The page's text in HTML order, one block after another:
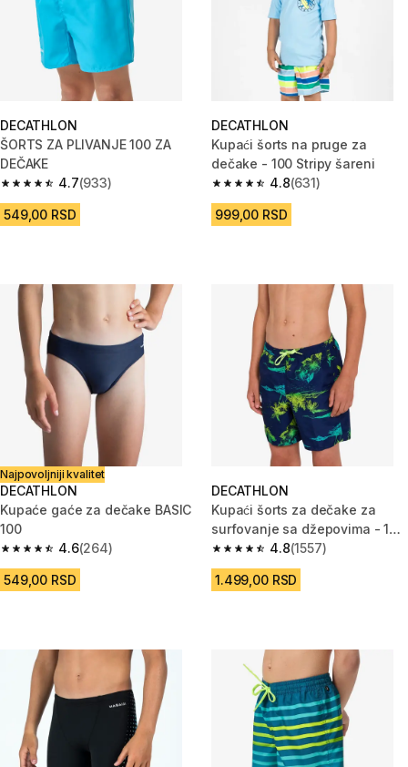
DECATHLON
ŠORTS ZA PLIVANJE 100 ZA
DEČAKE
4.7
4.7 od 5 zvezdica from 933 Recenzije
(933)
549,00 RSD
DECATHLON
Kupaći šorts na pruge za
dečake - 100 Stripy šareni
4.8
4.8 od 5 zvezdica from 631
(631)
999,00 RSD
Najpovoljniji kvalitet
DECATHLON
Kupaće gaće za dečake BASIC
100
4.6
4.6 od 5 zvezdica from 264 Recenzije
(264)
549,00 RSD
DECATHLON
Kupaći šorts za dečake za
surfovanje sa džepovima - 100
Stories tamnoplavi
4.8
4.8 od 5 zvezdica from 1557
(1557)
1.499,00 RSD